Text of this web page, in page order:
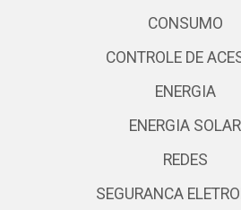
CONSUMO
CONTROLE DE
ENERGIA
ENERGIA SOLAR
REDES
SEGURANCA